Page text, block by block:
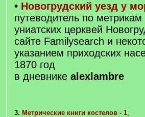
• Новогрудский уезд у
путеводитель по
униатских церквей
сайте Familysearch и
указанием приходских
1870 год
в дневнике alexlambre
3. Метрические книги костелов - 1,